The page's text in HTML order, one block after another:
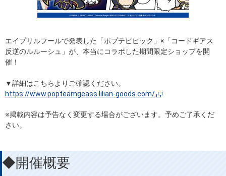
エイプリルフールで発表した「ポプテピピック」×「コードギアス
反逆のルルーシュ」が、本当にコラボした期間限定ショップを開
催！
▼詳細はこちらよりご確認ください。
https://www.popteamgeass.lilian-goods.com/
※掲載内容は予告なく変更する場合がございます。予めご了承くだ
さい。
◆開催概要